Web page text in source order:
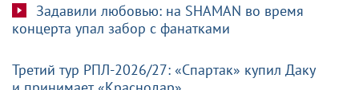
Задавили любовью: на SHAMAN во время
концерта упал забор с фанатками
Третий тур РПЛ-2026/27: «Спартак» купил Даку